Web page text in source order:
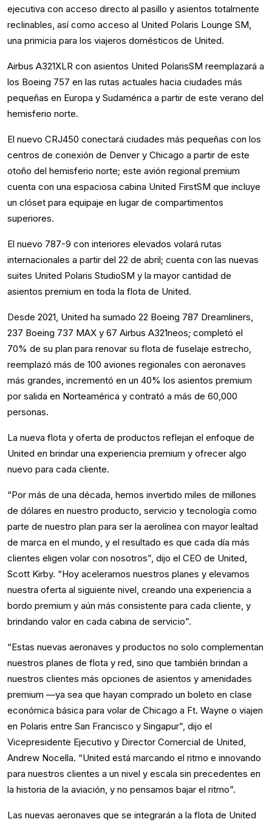
ejecutiva con acceso directo al pasillo y asientos totalmente
reclinables, así como acceso al United Polaris Lounge SM,
una primicia para los viajeros domésticos de United.
Airbus A321XLR con asientos United PolarisSM reemplazará a
los Boeing 757 en las rutas actuales hacia ciudades más
pequeñas en Europa y Sudamérica a partir de este verano del
hemisferio norte.
El nuevo CRJ450 conectará ciudades más pequeñas con los
centros de conexión de Denver y Chicago a partir de este
otoño del hemisferio norte; este avión regional premium
cuenta con una espaciosa cabina United FirstSM que incluye
un clóset para equipaje en lugar de compartimentos
superiores.
El nuevo 787-9 con interiores elevados volará rutas
internacionales a partir del 22 de abril; cuenta con las nuevas
suites United Polaris StudioSM y la mayor cantidad de
asientos premium en toda la flota de United.
Desde 2021, United ha sumado 22 Boeing 787 Dreamliners,
237 Boeing 737 MAX y 67 Airbus A321neos; completó el
70% de su plan para renovar su flota de fuselaje estrecho,
reemplazó más de 100 aviones regionales con aeronaves
más grandes, incrementó en un 40% los asientos premium
por salida en Norteamérica y contrató a más de 60,000
personas.
La nueva flota y oferta de productos reflejan el enfoque de
United en brindar una experiencia premium y ofrecer algo
nuevo para cada cliente.
“Por más de una década, hemos invertido miles de millones
de dólares en nuestro producto, servicio y tecnología como
parte de nuestro plan para ser la aerolínea con mayor lealtad
de marca en el mundo, y el resultado es que cada día más
clientes eligen volar con nosotros”, dijo el CEO de United,
Scott Kirby. “Hoy aceleramos nuestros planes y elevamos
nuestra oferta al siguiente nivel, creando una experiencia a
bordo premium y aún más consistente para cada cliente, y
brindando valor en cada cabina de servicio”.
“Estas nuevas aeronaves y productos no solo complementan
nuestros planes de flota y red, sino que también brindan a
nuestros clientes más opciones de asientos y amenidades
premium —ya sea que hayan comprado un boleto en clase
económica básica para volar de Chicago a Ft. Wayne o viajen
en Polaris entre San Francisco y Singapur”, dijo el
Vicepresidente Ejecutivo y Director Comercial de United,
Andrew Nocella. “United está marcando el ritmo e innovando
para nuestros clientes a un nivel y escala sin precedentes en
la historia de la aviación, y no pensamos bajar el ritmo”.
Las nuevas aeronaves que se integrarán a la flota de United